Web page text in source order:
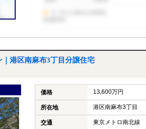
｜港区南麻布3丁目分譲住宅
価格 13,600万円
所在地 港区南麻布3丁目
交通 東京メトロ南北